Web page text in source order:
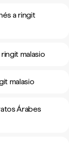
a ringit
malasio
malasio
Árabes